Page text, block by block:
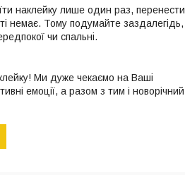
наклейку лише один раз, перенести
немає. Тому подумайте заздалегідь,
чи спальні.
Ми дуже чекаємо на Ваші
емоції, а разом з тим і новорічний